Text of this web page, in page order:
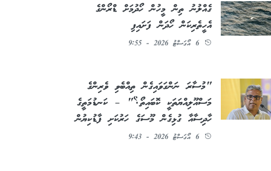
ގެއްލުނު ތިން މީހުން ހޯދުމަށް ޑްރޯންގެ
އެހީތެރިކަން ހޯދަން ފަށައިފި
6 އޯގަސްޓު 2026 - 9:55
"މުސާރަ ނަންގަވައިގެން ތިއްބެވި ވެރިންގެ
މަސްއޫލިއްޔަތަކީ ކޮބައިތޯ؟" – ކަނޑުމަތީގެ
ހާދިސާއާ ގުޅިގެން މޫސަގެ ހަރުކަށި ފާޑުކިޔުން
6 އޯގަސްޓު 2026 - 9:43